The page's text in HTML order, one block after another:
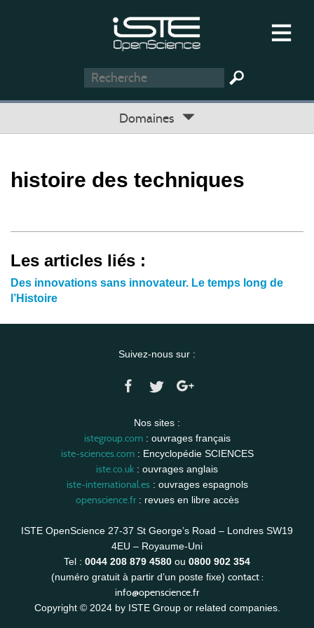
Domaines
histoire des techniques
Les articles liés :
Des innovations sans innovateur. Le temps long de
l’Histoire
Suivez-nous sur :
Nos sites :
istegroup.com: ouvrages français
iste-sciences.com: Encyclopédie SCIENCES
iste.co.uk : ouvrages anglais
iste-international.es: ouvrages espagnols
openscience.fr: revues en libre accès
ISTE OpenScience 27-37 St George’s Road – Londres SW19
4EU – Royaume-Uni
Tel : 0044 208 879 4580 ou 0800 902 354
(numéro gratuit à partir d’un poste fixe) contact :
info@openscience.fr
Copyright © 2024 by ISTE Group or related companies.